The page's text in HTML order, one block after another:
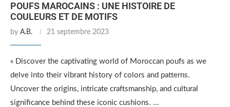
POUFS MAROCAINS : UNE HISTOIRE DE
COULEURS ET DE MOTIFS
by A.B. 21 septembre 2023
« Discover the captivating world of Moroccan poufs as we
delve into their vibrant history of colors and patterns.
Uncover the origins, intricate craftsmanship, and cultural
significance behind these iconic cushions. …